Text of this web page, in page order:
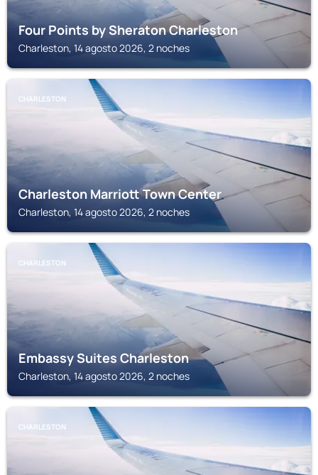
Four Points by Sheraton Charleston
Charleston, 14 agosto 2026, 2 noches
CHARLESTON
Charleston Marriott Town Center
Charleston, 14 agosto 2026, 2 noches
CHARLESTON
Embassy Suites Charleston
Charleston, 14 agosto 2026, 2 noches
CHARLESTON